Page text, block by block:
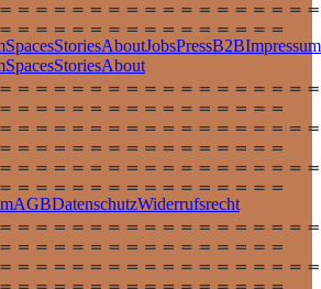
SpacesStoriesAboutJobsPressB2BImpressum
SpacesStoriesAbout
AGBDatenschutzWiderrufsrecht